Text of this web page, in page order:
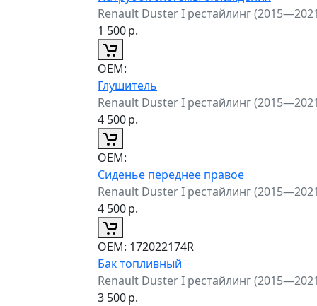
Renault Duster I рестайлинг
1 500р.
ОЕМ:
Глушитель
Renault Duster I рестайлинг
4 500р.
ОЕМ:
Сиденье переднее правое
Renault Duster I рестайлинг
4 500р.
ОЕМ: 172022174R
Бак топливный
Renault Duster I рестайлинг
3 500р.